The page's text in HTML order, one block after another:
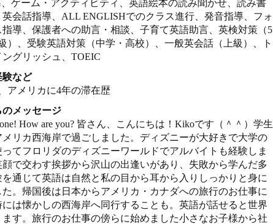
、ゲーム・アクティビティ、英語絵本の読み聞かせ、読み書
英会話指導、ALL ENGLISHでのクラス進行、発音指導、フォ
指導、保護者への助言・相談、子育て英語助言、英検対策（5
）、受験英語対策（中学・高校）、一般英会話（上級）、ト
ングリッシュ、TOEIC
験など
アメリカに4年の滞在歴
のメッセージ
How are you? 皆さん、こんにちは！Kikoです（＾＾）学生
メリカ西海岸で過ごしました。ディズニーが大好きで大学の
てフロリダのディズニーワールドでアルバイトも経験しま
顔で交わす挨拶から沢山の出逢いがあり、失敗から学んだ多
を通じて英語は自然と私の目から耳から入りしっかりと身に
た。帰国後は日本からアメリカ・カナダへの旅行のお仕事に
には懐かしの西海岸へ同行することも。英語が話せると世界
ます。旅行のお仕事の傍らに始めました小さなお子様から社